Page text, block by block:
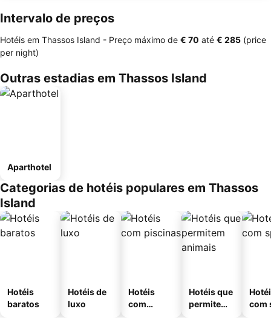
Intervalo de preços
Hotéis em Thassos Island - Preço máximo de ‎€ 70 até ‎€ 285 (price
per night)
Outras estadias em Thassos Island
Aparthotel
Categorias de hotéis populares em Thassos
Island
Hotéis
baratos
Hotéis de
luxo
Hotéis
com
Hotéis que
permitem
com